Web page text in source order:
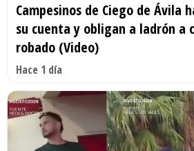
Campesinos de Ciego de Ávila
su cuenta y obligan a ladrón a
robado (Video)
Hace 1 día